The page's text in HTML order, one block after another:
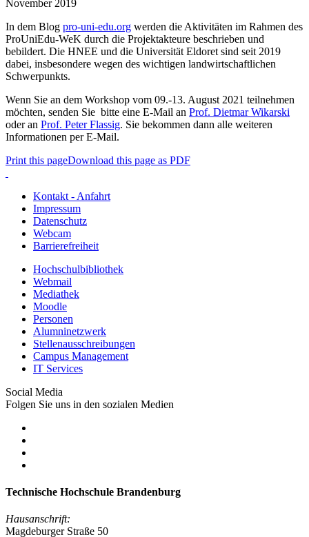
November 2019
In dem Blog pro-uni-edu.org werden die Aktivitäten im Rahmen des
ProUniEdu-WeK durch die Projektakteure beschrieben und
bebildert. Die HNEE und die Universität Eldoret sind seit 2019
dabei, insbesondere wegen des wichtigen landwirtschaftlichen
Schwerpunkts.
Wenn Sie an dem Workshop vom 09.-13. August 2021 teilnehmen
möchten, senden Sie bitte eine E-Mail an Prof. Dietmar Wikarski
oder an Prof. Peter Flassig. Sie bekommen dann alle weiteren
Informationen per E-Mail.
Print this pageDownload this page as PDF
Kontakt - Anfahrt
Impressum
Datenschutz
Webcam
Barrierefreiheit
Hochschulbibliothek
Webmail
Mediathek
Moodle
Personen
Alumninetzwerk
Stellenausschreibungen
Campus Management
IT Services
Social Media
Folgen Sie uns in den sozialen Medien
Technische Hochschule Brandenburg
Hausanschrift:
Magdeburger Straße 50